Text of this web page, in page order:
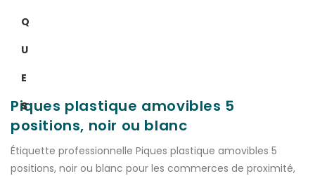
Q
U
E
S
Piques plastique amovibles 5
positions, noir ou blanc
Étiquette professionnelle Piques plastique amovibles 5
positions, noir ou blanc pour les commerces de proximité,